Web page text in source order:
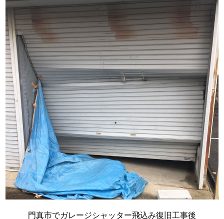
門真市でガレージシャッター飛込み復旧工事後